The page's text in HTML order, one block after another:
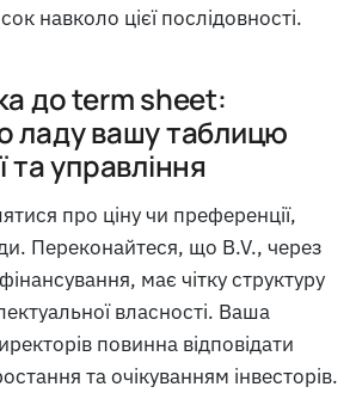
навколо цієї послідовності.
до term sheet:
ладу вашу таблицю
та управління
про ціну чи преференції,
Переконайтеся, що B.V., через
має чітку структуру
власності. Ваша
повинна відповідати
та очікуванням інвесторів.